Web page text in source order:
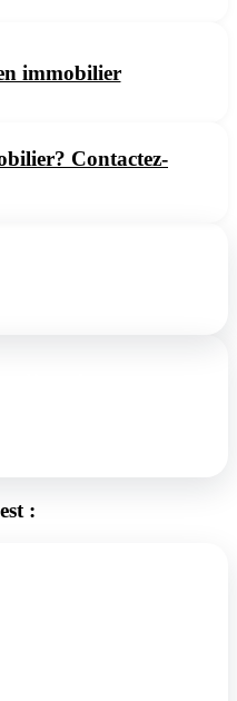
immobilier
Contactez-
: